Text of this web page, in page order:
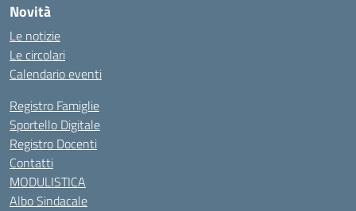
Novità
Le notizie
Le circolari
Calendario eventi
Registro Famiglie
Sportello Digitale
Registro Docenti
Contatti
MODULISTICA
Albo Sindacale